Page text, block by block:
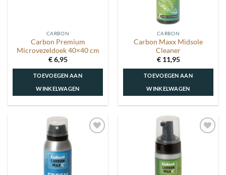
worden
op
de
productpagina
CARBON
Carbon Premium
Microvezeldoek 40×40 cm
€6,95
TOEVOEGEN AAN
WINKELWAGEN
CARBON
Carbon Maxx Midsole
Cleaner
€11,95
TOEVOEGEN AAN
WINKELWAGEN